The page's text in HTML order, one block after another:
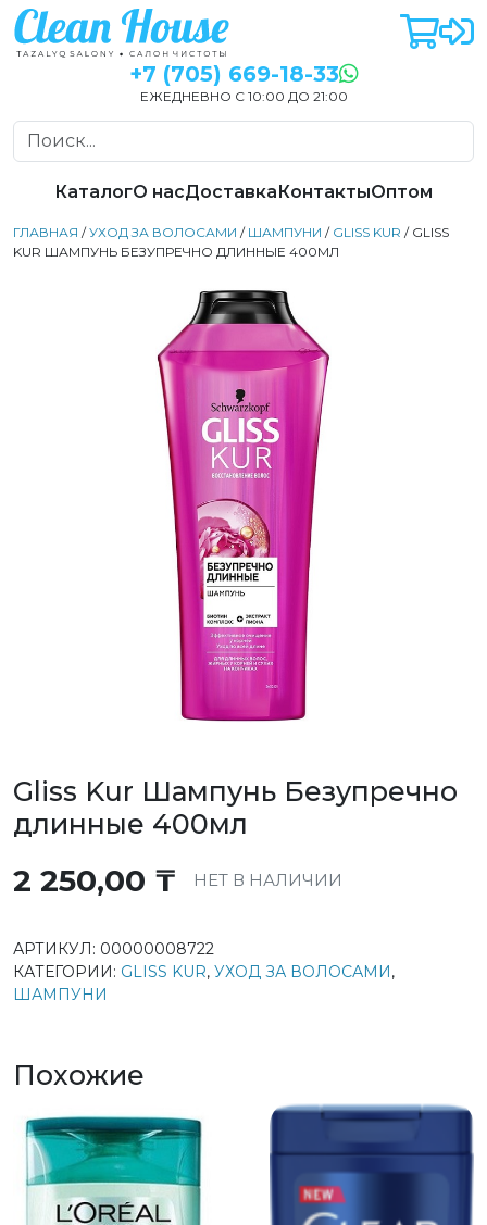
+7 (705) 669-18-33
ЕЖЕДНЕВНО С 10:00 ДО 21:00
КаталогО насДоставкаКонтактыОптом
ГЛАВНАЯ /УХОД ЗА ВОЛОСАМИ / ШАМПУНИ / GLISS KUR / GLISS
KUR ШАМПУНЬ БЕЗУПРЕЧНО ДЛИННЫЕ 400МЛ
Gliss Kur Шампунь Безупречно
длинные 400мл
2 250,00 ₸ НЕТ В НАЛИЧИИ
АРТИКУЛ: 00000008722
КАТЕГОРИИ: GLISS KUR, УХОД ЗА ВОЛОСАМИ,
ШАМПУНИ
Похожие